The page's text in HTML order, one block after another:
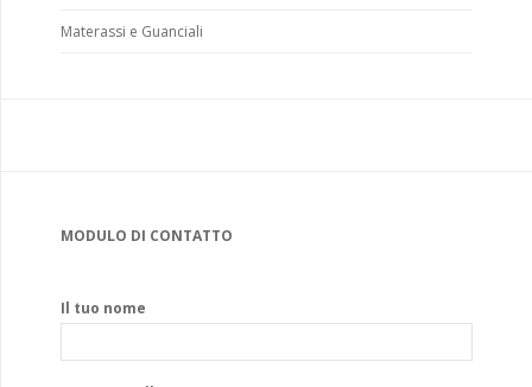
Materassi e Guanciali
MODULO DI CONTATTO
Il tuo nome